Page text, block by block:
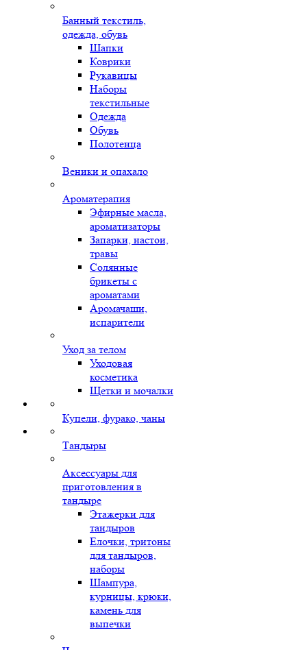
Банный текстиль,
одежда, обувь
Шапки
Коврики
Рукавицы
Наборы
текстильные
Одежда
Обувь
Полотенца
Веники и опахало
Ароматерапия
Эфирные масла,
ароматизаторы
Запарки, настои,
травы
Солянные
брикеты с
ароматами
Аромачаши,
испарители
Уход за телом
Уходовая
косметика
Щетки и мочалки
Купели, фурако, чаны
Тандыры
Аксессуары для
приготовления в
тандыре
Этажерки для
тандыров
Елочки, тритоны
для тандыров,
наборы
Шампура,
курницы, крюки,
камень для
выпечки